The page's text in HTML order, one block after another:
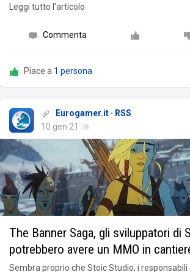
Leggi tutto l'articolo
Commenta
Piace a 1 persona
Eurogamer.it · RSS
10 gen 21
The Banner Saga, gli sviluppatori di
potrebbero avere un MMO in
Sembra proprio che Stoic Studio, i responsabili